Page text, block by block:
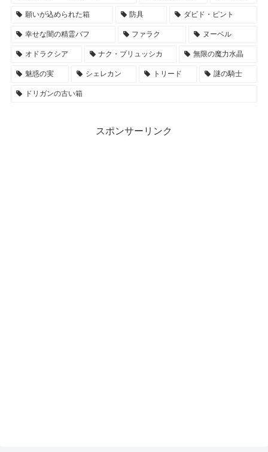
願いが込められた箱 防具 ダビド・ピント
幸せな闇の精霊バフ ファラク ヌーベル
オドラクシア ナク・ブリュッシカ 無限の魔力水晶
魅惑の実 シェレカン トリード 謎の騎士
ドリガンの古い箱
スポンサーリンク